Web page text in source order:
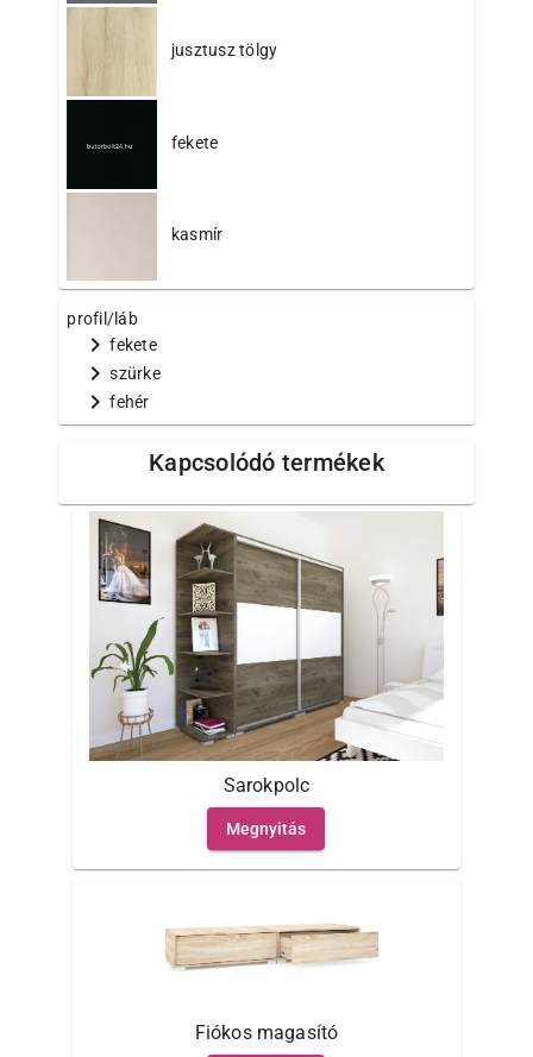
jusztusz tölgy
fekete
kasmír
profil/láb
chevron_rightfekete
chevron_rightszürke
chevron_rightfehér
Kapcsolódó termékek
Sarokpolc
Megnyitás
Fiókos magasító